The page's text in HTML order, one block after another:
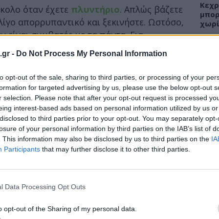
- Do Not Process My Personal Information
opt-out of the sale, sharing to third parties, or processing of your
for targeted advertising by us, please use the below opt-out
selection. Please note that after your opt-out request is processed
interest-based ads based on personal information utilized by us
to third parties prior to your opt-out. You may separately
of your personal information by third parties on the IAB’s list of
This information may also be disclosed by us to third parties on the
Participants that may further disclose it to other third parties.
Data Processing Opt Outs
opt-out of the Sharing of my personal data.
όταν έχετε πλυντήριο. Απλώς βάζετε
απορρυπαντικό και ξεκινήστε. Ωστόσο,
είναι συμβατές με τα πάντα. Για
πρέπει ποτέ να μπαίνουν στο
φροντίδας στα ρούχα σας πριν τα
μετάξι και λινό είναι μερικά από τα
να πλένονται στο πλυντήριο.
και τις οδηγίες χρήσης του ίδιου του
μπορεί να πάθει και η ίδια η